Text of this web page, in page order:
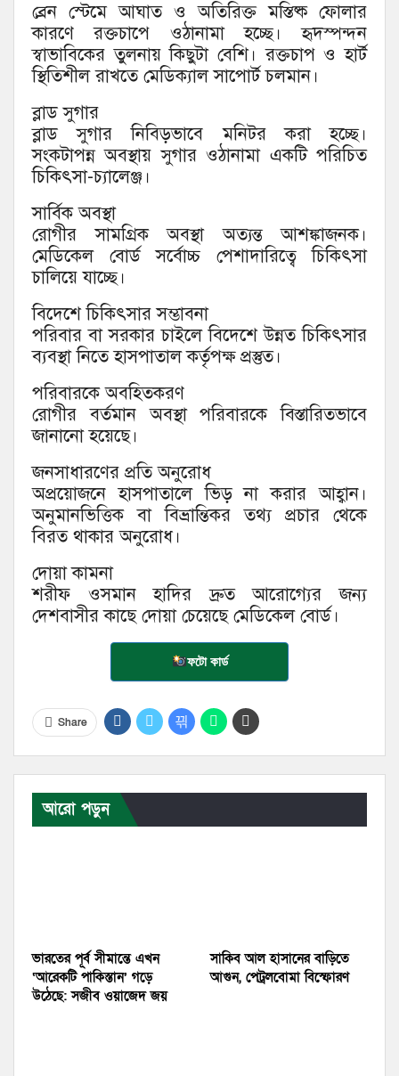
ব্রেন স্টেমে আঘাত ও অতিরিক্ত মস্তিষ্ক ফোলার
কারণে রক্তচাপে ওঠানামা হচ্ছে। হৃদস্পন্দন
স্বাভাবিকের তুলনায় কিছুটা বেশি। রক্তচাপ ও হার্ট
স্থিতিশীল রাখতে মেডিক্যাল সাপোর্ট চলমান।
ব্লাড সুগার
ব্লাড সুগার নিবিড়ভাবে মনিটর করা হচ্ছে।
সংকটাপন্ন অবস্থায় সুগার ওঠানামা একটি পরিচিত
চিকিৎসা-চ্যালেঞ্জ।
সার্বিক অবস্থা
রোগীর সামগ্রিক অবস্থা অত্যন্ত আশঙ্কাজনক।
মেডিকেল বোর্ড সর্বোচ্চ পেশাদারিত্বে চিকিৎসা
চালিয়ে যাচ্ছে।
বিদেশে চিকিৎসার সম্ভাবনা
পরিবার বা সরকার চাইলে বিদেশে উন্নত চিকিৎসার
ব্যবস্থা নিতে হাসপাতাল কর্তৃপক্ষ প্রস্তুত।
পরিবারকে অবহিতকরণ
রোগীর বর্তমান অবস্থা পরিবারকে বিস্তারিতভাবে
জানানো হয়েছে।
জনসাধারণের প্রতি অনুরোধ
অপ্রয়োজনে হাসপাতালে ভিড় না করার আহ্বান।
অনুমানভিত্তিক বা বিভ্রান্তিকর তথ্য প্রচার থেকে
বিরত থাকার অনুরোধ।
দোয়া কামনা
শরীফ ওসমান হাদির দ্রুত আরোগ্যের জন্য
দেশবাসীর কাছে দোয়া চেয়েছে মেডিকেল বোর্ড।
ফটো কার্ড
Share
আরো পড়ুন
ভারতের পূর্ব সীমান্তে এখন
‘আরেকটি পাকিস্তান’ গড়ে
উঠেছে: সজীব ওয়াজেদ জয়
সাকিব আল হাসানের বাড়িতে
আগুন, পেট্রলবোমা বিস্ফোরণ